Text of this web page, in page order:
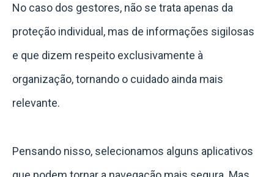
No caso dos gestores, não se trata apenas da
proteção individual, mas de informações sigilosas
e que dizem respeito exclusivamente à
organização, tornando o cuidado ainda mais
relevante.
Pensando nisso, selecionamos alguns aplicativos